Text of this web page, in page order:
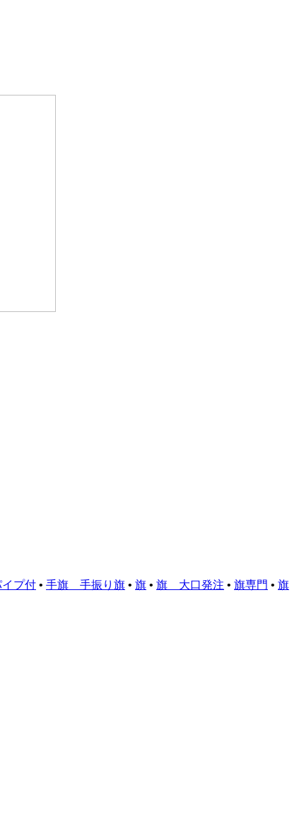
プ付 • 手旗 手振り旗 • 旗 • 旗 大口発注 • 旗専門 • 旗